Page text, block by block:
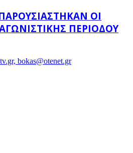
ΟΙ
ΠΕΡΙΌΔΟΥ
bokas@otenet.gr